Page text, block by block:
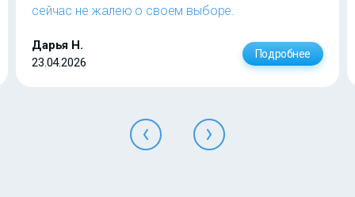
сейчас не жалею о своем выборе.
Дарья Н.
23.04.2026
Подробнее